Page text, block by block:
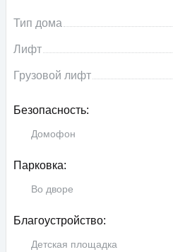
Тип дома
Лифт
Грузовой лифт
Безопасность:
Домофон
Парковка:
Во дворе
Благоустройство:
Детская площадка